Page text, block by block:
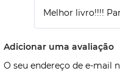
Melhor livro!!!!
Adicionar uma avaliação
O seu endereço de e-mail